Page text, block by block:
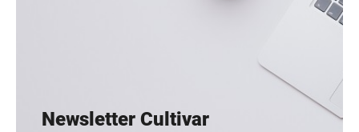
Newsletter Cultivar